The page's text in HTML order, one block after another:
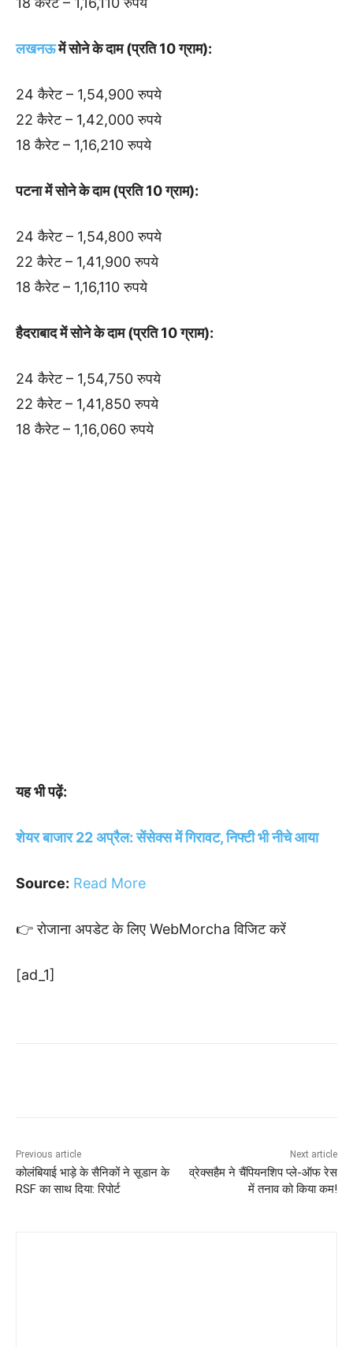
लखनऊमें सोने के दाम (प्रति 10 ग्राम):
24 कैरेट – 1,54,900 रुपये
22 कैरेट – 1,42,000 रुपये
18 कैरेट – 1,16,210 रुपये
पटना में सोने के दाम (प्रति 10 ग्राम):
24 कैरेट – 1,54,800 रुपये
22 कैरेट – 1,41,900 रुपये
18 कैरेट – 1,16,110 रुपये
हैदराबाद में सोने के दाम (प्रति 10 ग्राम):
24 कैरेट – 1,54,750 रुपये
22 कैरेट – 1,41,850 रुपये
18 कैरेट – 1,16,060 रुपये
यह भी पढ़ें:
शेयर बाजार 22 अप्रैल: सेंसेक्स में गिरावट, निफ्टी भी नीचे आया
Source: Read More
👉 रोजाना अपडेट के लिए WebMorcha विजिट करें
[ad_1]
Previous article
कोलंबियाई भाड़े के सैनिकों ने सूडान के
RSF का साथ दिया: रिपोर्ट
Next article
व्रेक्सहैम ने चैंपियनशिप प्ले-ऑफ रेस
में तनाव को किया कम!